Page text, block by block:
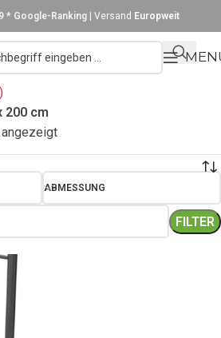
* Google-Ranking | Versand Europweit
200 cm
ABMESSUNG
FILTER